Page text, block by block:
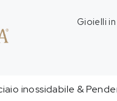
Gioielli
inossidabile &